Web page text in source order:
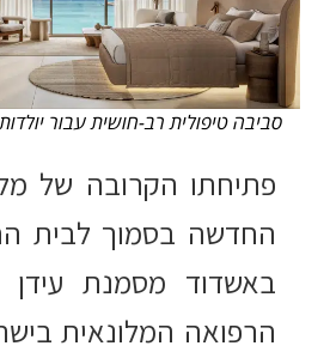
סביבה טיפולית רב-חושית עבור
פתיחתו הקרובה של
החדשה בסמוך לבית
באשדוד מסמנת
הרפואה המלונאית